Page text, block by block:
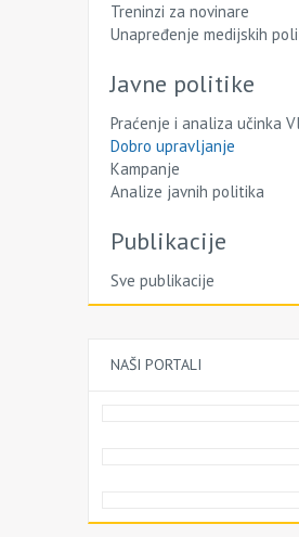
Treninzi za novinare
Unapređenje medijskih
Javne politike
Praćenje i analiza učinka
Dobro upravljanje
Kampanje
Analize javnih politika
Publikacije
Sve publikacije
NAŠI PORTALI